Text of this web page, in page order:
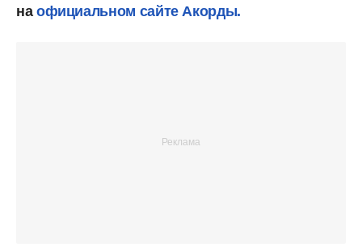
на официальном сайте Акорды.